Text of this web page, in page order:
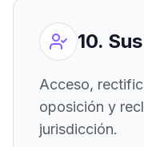
10.
Acceso,
oposición y
jurisdicción.